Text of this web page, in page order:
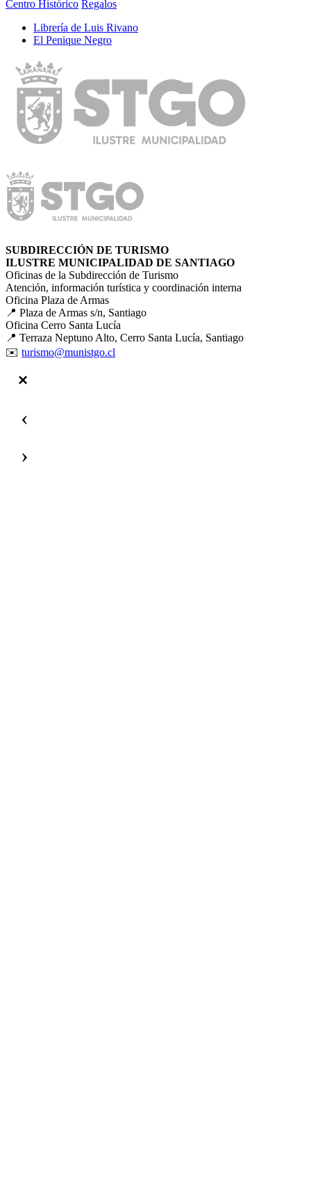
Centro Histórico Regalos
Librerí­a de Luis Rivano
El Penique Negro
SUBDIRECCIÓN DE TURISMO
ILUSTRE MUNICIPALIDAD DE SANTIAGO
Oficinas de la Subdirección de Turismo
Atención, información turística y coordinación interna
Oficina Plaza de Armas
📍 Plaza de Armas s/n, Santiago
Oficina Cerro Santa Lucía
📍 Terraza Neptuno Alto, Cerro Santa Lucía, Santiago
✉️ turismo@munistgo.cl
‹
›